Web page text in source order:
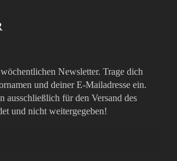
Newsletter. Trage dich
und deiner E-Mailadresse ein.
ausschließlich für den Versand des
und nicht weitergegeben!